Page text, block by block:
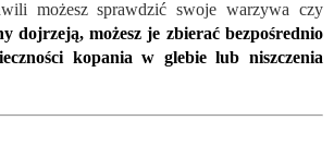
możesz sprawdzić swoje warzywa czy
dojrzeją, możesz je zbierać bezpośrednio
kopania w glebie lub niszczenia